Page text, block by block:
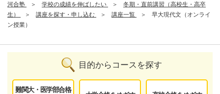
河合塾
学校の成績を伸ばしたい
冬期・直前講習（高校生・高卒
生）
講座を探す・申し込む 講座一覧
早大現代文（オンライ
ン授業）
目的からコースを探す
難関大・医学部合格